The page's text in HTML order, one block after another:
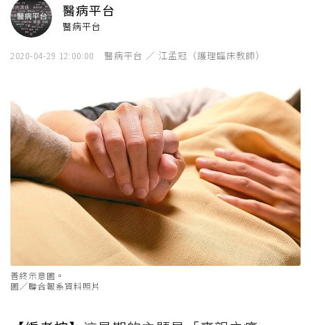
醫病平台
醫病平台
2020-04-29 12:00:00 醫病平台 ／ 江孟冠（護理臨床教師）
善終示意圖。
圖／聯合報系資料照片